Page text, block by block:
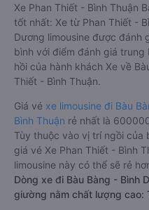
Xe Phan Thiết - Bình Thuận
tốt nhất: Xe từ Phan Thiết -
Dương limousine được đánh
bình với điểm đánh giá
hồi của hành khách Xe về
Thiết - Bình Thuận.
Giá vé xe limousine đi Bàu
Bình Thuận rẻ nhất là
Tùy thuộc vào vị trí ngồi của
giá vé Xe Phan Thiết - Bình
limousine này có thể sẽ rẻ
Dòng xe đi Bàu Bàng - Bình
giường nằm chất lượng cao: